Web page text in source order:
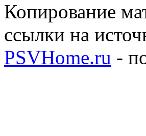
Копирование
ссылки на
PSVHome.ru -